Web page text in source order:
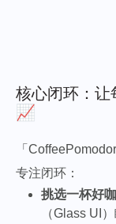
核心闭环：
📈
「
专注闭环：
挑选一杯好咖
（Glass UI